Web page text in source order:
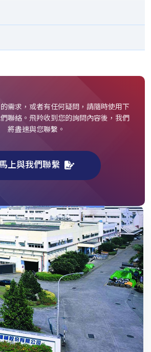
需求，或者有任何疑問，請隨時使用下
聯絡。飛羚收到您的詢問內容後，我們
將盡速與您聯繫。
上與我們聯繫